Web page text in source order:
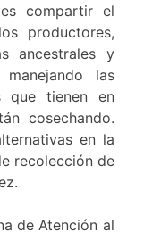
compartir el
productores,
ancestrales y
las
que tienen en
cosechando.
en la
recolección de
de Atención al